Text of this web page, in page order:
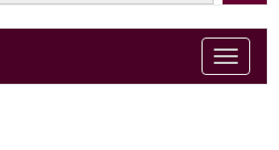
Toggle